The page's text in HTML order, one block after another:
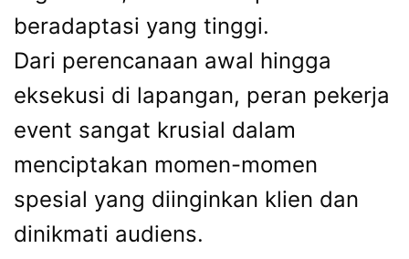
beradaptasi yang tinggi.
Dari perencanaan awal hingga
eksekusi di lapangan, peran pekerja
event sangat krusial dalam
menciptakan momen-momen
spesial yang diinginkan klien dan
dinikmati audiens.